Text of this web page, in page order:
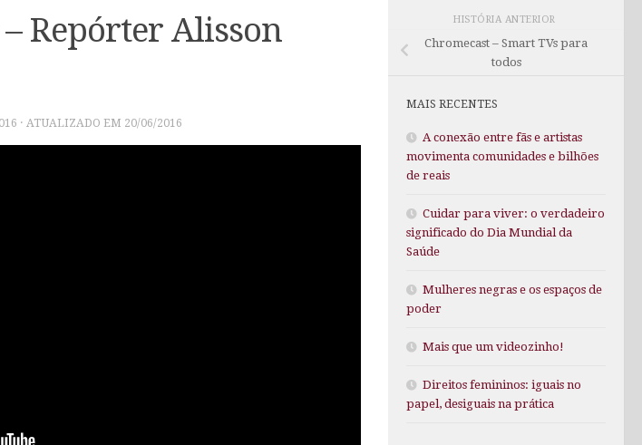
Repórter Alisson
· ATUALIZADO EM 20/06/2016
HISTÓRIA ANTERIOR
Chromecast – Smart TVs para
todos
MAIS RECENTES
A conexão entre fãs e artistas
movimenta comunidades e bilhões
de reais
Cuidar para viver: o verdadeiro
significado do Dia Mundial da
Saúde
Mulheres negras e os espaços de
poder
Mais que um videozinho!
Direitos femininos: iguais no
papel, desiguais na prática